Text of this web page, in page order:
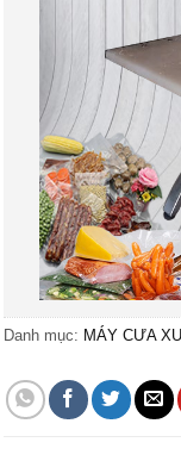
Danh mục: MÁY CƯA